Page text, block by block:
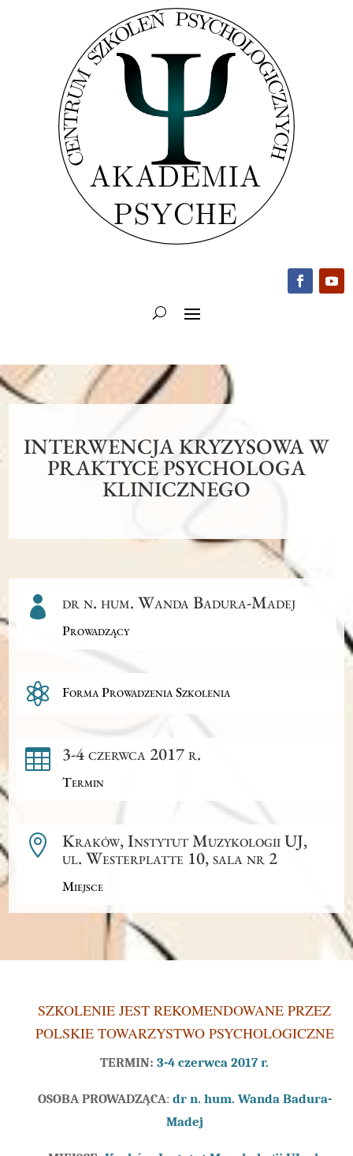
INTERWENCJA KRYZYSOWA W
PRAKTYCE PSYCHOLOGA
KLINICZNEGO
 dr n. hum. Wanda Badura-Madej
Prowadzący
 Forma Prowadzenia Szkolenia
 3-4 czerwca 2017 r.
Termin
 Kraków, Instytut Muzykologii UJ,
ul. Westerplatte 10, sala nr 2
Miejsce
SZKOLENIE JEST REKOMENDOWANE PRZEZ
POLSKIE TOWARZYSTWO PSYCHOLOGICZNE
TERMIN: 3-4 czerwca 2017 r.
OSOBA PROWADZĄCA: dr n. hum. Wanda Badura-
Madej